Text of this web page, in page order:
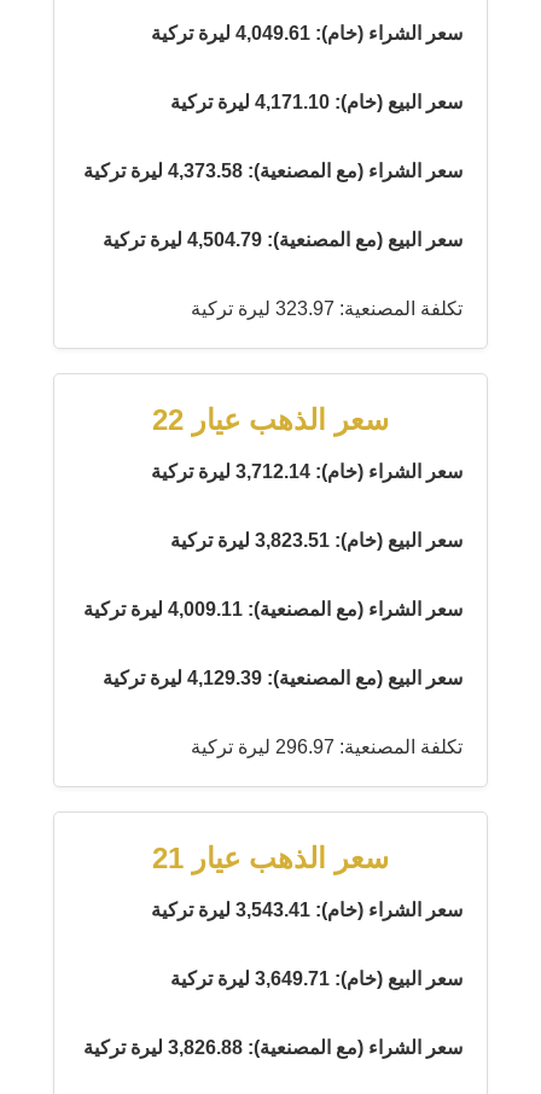
سعر الشراء (خام): 4,049.61 ليرة تركية
سعر البيع (خام): 4,171.10 ليرة تركية
سعر الشراء (مع المصنعية): 4,373.58 ليرة تركية
سعر البيع (مع المصنعية): 4,504.79 ليرة تركية
تكلفة المصنعية: 323.97 ليرة تركية
سعر الذهب عيار 22
سعر الشراء (خام): 3,712.14 ليرة تركية
سعر البيع (خام): 3,823.51 ليرة تركية
سعر الشراء (مع المصنعية): 4,009.11 ليرة تركية
سعر البيع (مع المصنعية): 4,129.39 ليرة تركية
تكلفة المصنعية: 296.97 ليرة تركية
سعر الذهب عيار 21
سعر الشراء (خام): 3,543.41 ليرة تركية
سعر البيع (خام): 3,649.71 ليرة تركية
سعر الشراء (مع المصنعية): 3,826.88 ليرة تركية